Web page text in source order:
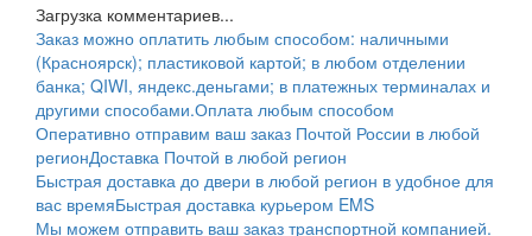
Загрузка комментариев...
Заказ можно оплатить любым способом: наличными
(Красноярск); пластиковой картой; в любом отделении
банка; QIWI, яндекс.деньгами; в платежных терминалах и
другими способами.Оплата любым способом
Оперативно отправим ваш заказ Почтой России в любой
регионДоставка Почтой в любой регион
Быстрая доставка до двери в любой регион в удобное для
вас времяБыстрая доставка курьером EMS
Мы можем отправить ваш заказ транспортной компанией.